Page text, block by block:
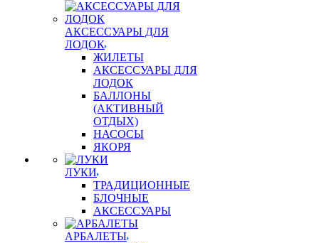
АКСЕССУАРЫ ДЛЯ
ЛОДОК
ЖИЛЕТЫ
АКСЕССУАРЫ ДЛЯ
ЛОДОК
БАЛЛОНЫ
(АКТИВНЫЙ
ОТДЫХ)
НАСОСЫ
ЯКОРЯ
ЛУКИ
ТРАДИЦИОННЫЕ
БЛОЧНЫЕ
АКСЕССУАРЫ
АРБАЛЕТЫ